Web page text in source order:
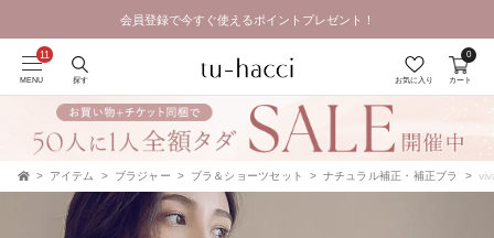
会員登録で今すぐ使えるポイントプレゼント！
GRAND OPEN SALE | 2026.8.7 19:00 - 8.16 23:59
MENU 探す お気に入り カート
0
アイテム ブラジャー ブラ＆ショーツセット ナチュラル補正・補正ブラ